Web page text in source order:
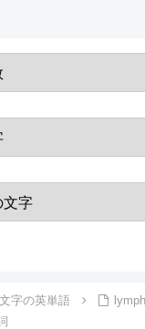
字の英単語